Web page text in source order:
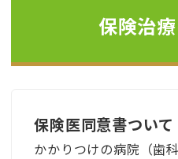
保険治
保険医同意書ついて
かかりつけの病院（歯